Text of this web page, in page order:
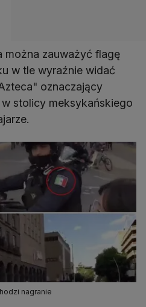
można zauważyć flagę
w tle wyraźnie widać
oznaczający
stolicy meksykańskiego
nagranie